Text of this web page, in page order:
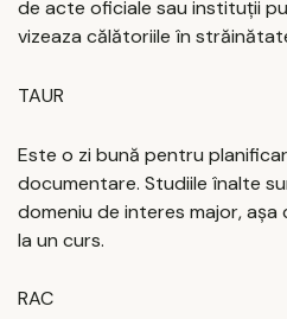
de acte oficiale sau instituții
vizeaza călătoriile în
TAUR
Este o zi bună pentru
documentare. Studiile înalte
domeniu de interes major, așa
la un curs.
RAC